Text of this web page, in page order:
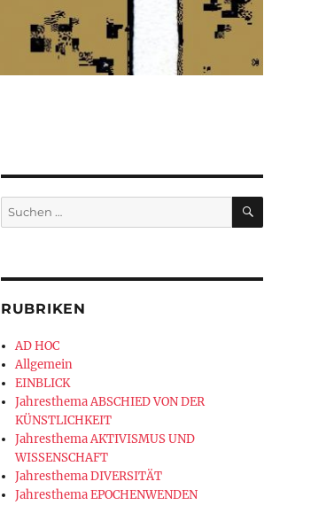
Suchen
nach:
SUCHEN
RUBRIKEN
AD HOC
Allgemein
EINBLICK
Jahresthema ABSCHIED VON DER
KÜNSTLICHKEIT
Jahresthema AKTIVISMUS UND
WISSENSCHAFT
Jahresthema DIVERSITÄT
Jahresthema EPOCHENWENDEN